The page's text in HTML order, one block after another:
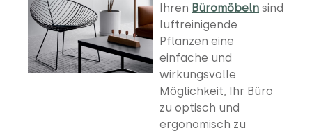
Ihren Büromöbeln sind
luftreinigende
Pflanzen eine
einfache und
wirkungsvolle
Möglichkeit, Ihr Büro
zu optisch und
ergonomisch zu